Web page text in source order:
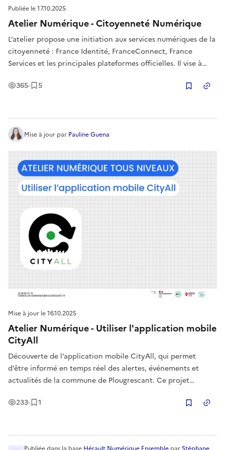
Publiée le17.10.2025
Atelier Numérique - Citoyenneté Numérique
L’atelier propose une initiation aux services numériques de la
citoyenneté : France Identité, FranceConnect, France
Services et les principales plateformes officielles. Il vise à
démarches administratives en ligne et à renforcer leur
365Vues
· 5Enregistrement
Mise à jour le16.10.2025
Atelier Numérique - Utiliser l'application mobile
CityAll
Découverte de l’application mobile CityAll, qui permet
d’être informé en temps réel des alertes, événements et
actualités de la commune de Plougrescant. Ce projet
entre la mairie et les administrés, en facilitant l’accès à
233Vues
· 1
Mise à jour par Pauline Guena